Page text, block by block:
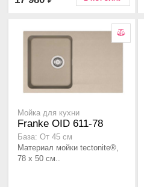
Мойка для кухни
Franke OID 611-78
База: От 45 см
Материал мойки tectonite®,
78 x 50 см..